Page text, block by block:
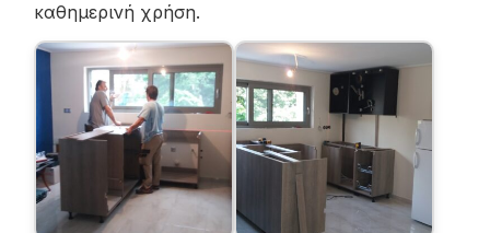
καθημερινή χρήση.